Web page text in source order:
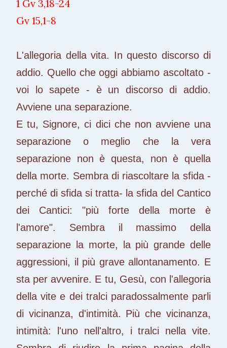
1 Gv 3,18-24
Gv 15,1-8
L'allegoria della vita. In questo discorso di
addio. Quello che oggi abbiamo ascoltato -
voi lo sapete - è un discorso di addio.
Avviene una separazione.
E tu, Signore, ci dici che non avviene una
separazione o meglio che la vera
separazione non è questa, non è quella
della morte. Sembra di riascoltare la sfida -
perché di sfida si tratta- la sfida del Cantico
dei Cantici: "più forte della morte è
l'amore". Sembra il massimo della
separazione la morte, la più grande delle
aggressioni, il più grave allontanamento. E
sta per avvenire. E tu, Gesù, con l'allegoria
della vite e dei tralci paradossalmente parli
di vicinanza, d'intimità. Più che vicinanza,
intimità: l'uno nell'altro, i tralci nella vite.